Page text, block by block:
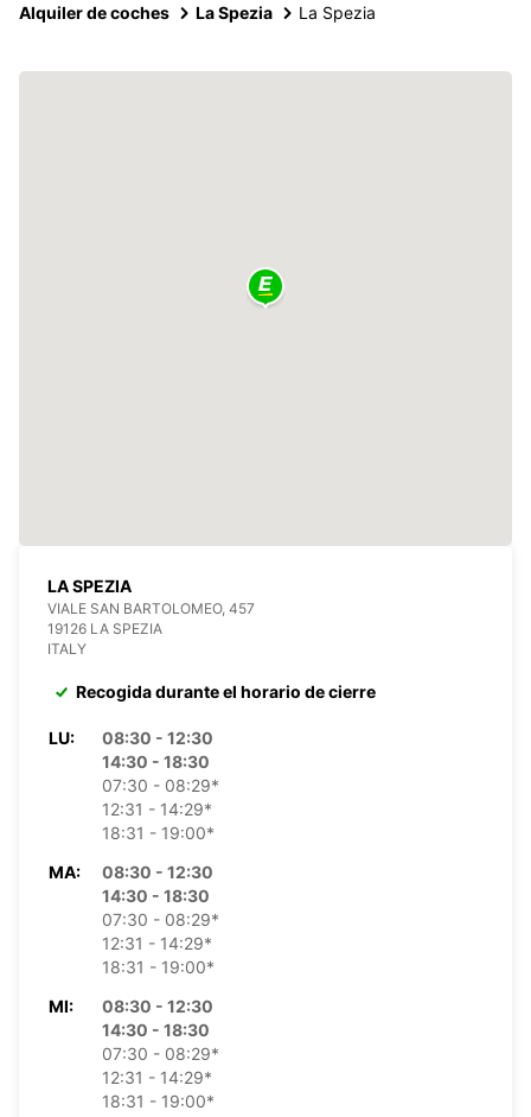
Alquiler de coches La Spezia La Spezia
LA SPEZIA
VIALE SAN BARTOLOMEO, 457
19126 LA SPEZIA
ITALY
Recogida durante el horario de cierre
LU:
08:30 - 12:30
14:30 - 18:30
07:30 - 08:29*
12:31 - 14:29*
18:31 - 19:00*
MA:
08:30 - 12:30
14:30 - 18:30
07:30 - 08:29*
12:31 - 14:29*
18:31 - 19:00*
MI:
08:30 - 12:30
14:30 - 18:30
07:30 - 08:29*
12:31 - 14:29*
18:31 - 19:00*